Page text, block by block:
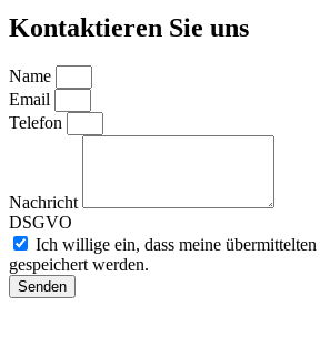
Kontaktieren Sie uns
Name
Email
Telefon
Nachricht
DSGVO
Ich willige ein, dass meine
gespeichert werden.
Senden